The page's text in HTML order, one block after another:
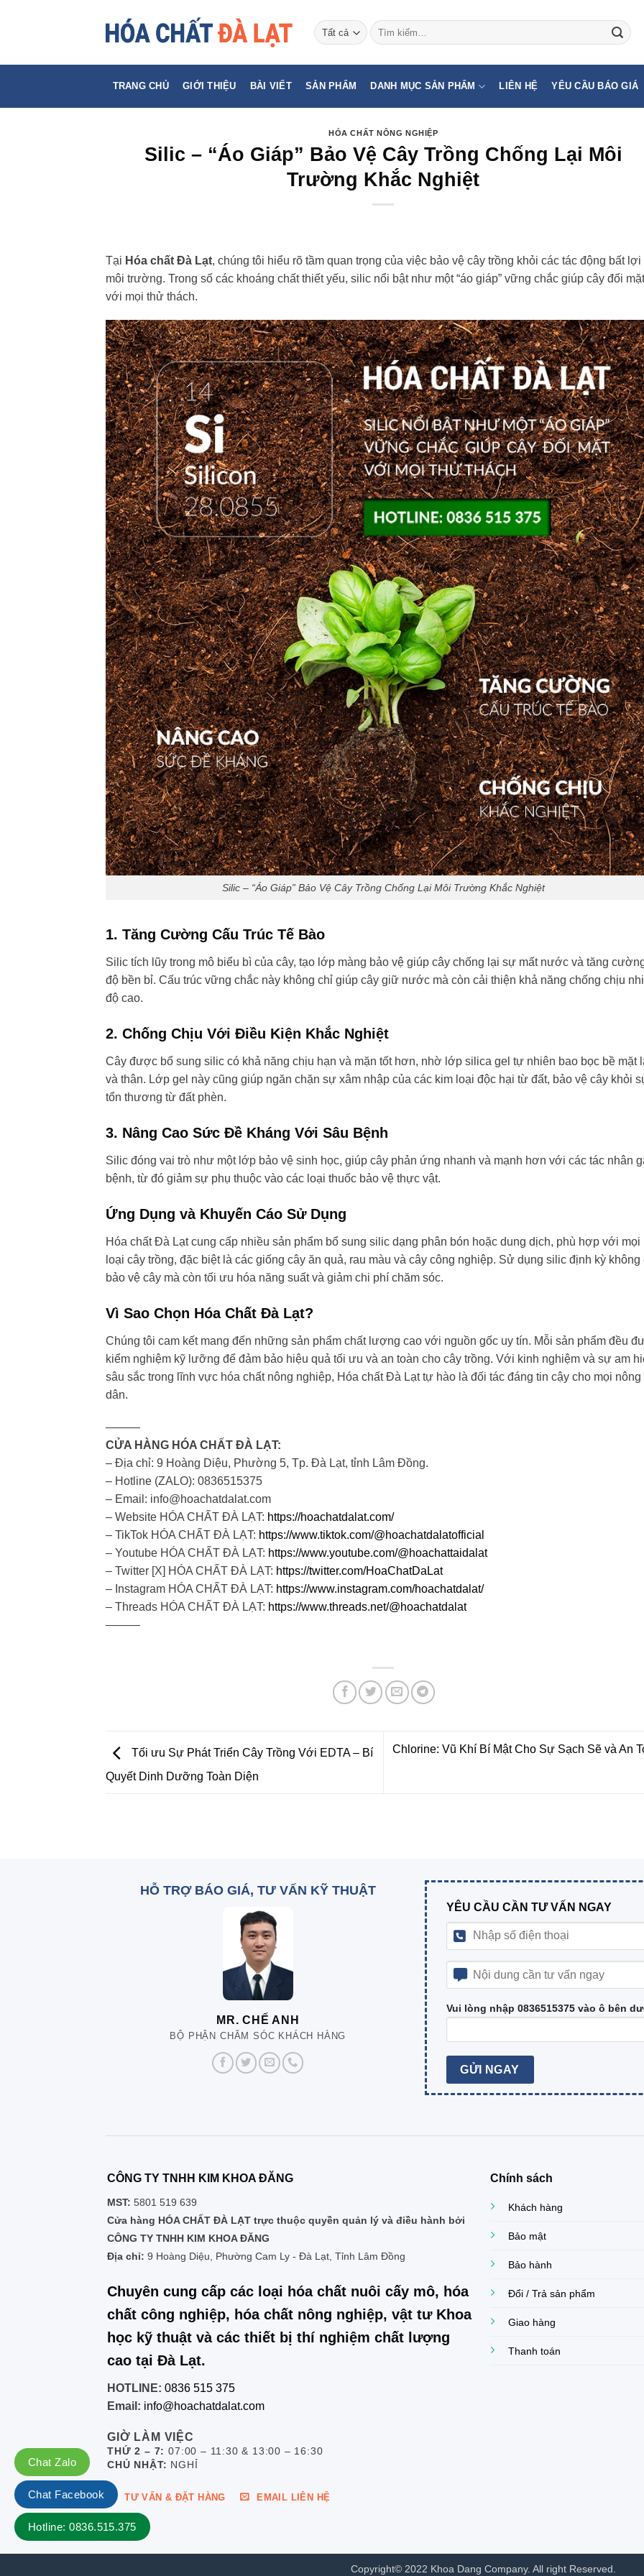
Chat Zalo
Chat Facebook
Hotline: 0836.515.375
Tìm
kiếm:
TRANG CHỦ GIỚI THIỆU BÀI VIẾT SẢN PHẨM DANH MỤC SẢN PHẨM LIÊN HỆ YÊU CẦU BÁO GIÁ
HÓA CHẤT NÔNG NGHIỆP
Silic – “Áo Giáp” Bảo Vệ Cây Trồng Chống Lại Môi
Trường Khắc Nghiệt
Tại Hóa chất Đà Lạt, chúng tôi hiểu rõ tầm quan trọng của việc bảo vệ cây trồng khỏi các tác động bất
môi trường. Trong số các khoáng chất thiết yếu, silic nổi bật như một “áo giáp” vững chắc giúp cây đối mặt
với mọi thử thách.
Silic – “Áo Giáp” Bảo Vệ Cây Trồng Chống Lại Môi Trường Khắc Nghiệt
1. Tăng Cường Cấu Trúc Tế Bào
Silic tích lũy trong mô biểu bì của cây, tạo lớp màng bảo vệ giúp cây chống lại sự mất nước và tăng
độ bền bỉ. Cấu trúc vững chắc này không chỉ giúp cây giữ nước mà còn cải thiện khả năng chống chịu
độ cao.
2. Chống Chịu Với Điều Kiện Khắc Nghiệt
Cây được bổ sung silic có khả năng chịu hạn và mặn tốt hơn, nhờ lớp silica gel tự nhiên bao bọc bề mặt
và thân. Lớp gel này cũng giúp ngăn chặn sự xâm nhập của các kim loại độc hại từ đất, bảo vệ cây khỏi
tổn thương từ đất phèn.
3. Nâng Cao Sức Đề Kháng Với Sâu Bệnh
Silic đóng vai trò như một lớp bảo vệ sinh học, giúp cây phản ứng nhanh và mạnh hơn với các tác nhân
bệnh, từ đó giảm sự phụ thuộc vào các loại thuốc bảo vệ thực vật.
Ứng Dụng và Khuyến Cáo Sử Dụng
Hóa chất Đà Lạt cung cấp nhiều sản phẩm bổ sung silic dạng phân bón hoặc dung dịch, phù hợp với mọi
loại cây trồng, đặc biệt là các giống cây ăn quả, rau màu và cây công nghiệp. Sử dụng silic định kỳ không
bảo vệ cây mà còn tối ưu hóa năng suất và giảm chi phí chăm sóc.
Vì Sao Chọn Hóa Chất Đà Lạt?
Chúng tôi cam kết mang đến những sản phẩm chất lượng cao với nguồn gốc uy tín. Mỗi sản phẩm đều
kiểm nghiệm kỹ lưỡng để đảm bảo hiệu quả tối ưu và an toàn cho cây trồng. Với kinh nghiệm và sự am
sâu sắc trong lĩnh vực hóa chất nông nghiệp, Hóa chất Đà Lạt tự hào là đối tác đáng tin cậy cho mọi nông
dân.
———
CỬA HÀNG HÓA CHẤT ĐÀ LẠT:
– Địa chỉ: 9 Hoàng Diệu, Phường 5, Tp. Đà Lạt, tỉnh Lâm Đồng.
– Hotline (ZALO): 0836515375
– Email: info@hoachatdalat.com
– Website HÓA CHẤT ĐÀ LẠT: https://hoachatdalat.com/
– TikTok HÓA CHẤT ĐÀ LẠT: https://www.tiktok.com/@hoachatdalatofficial
– Youtube HÓA CHẤT ĐÀ LẠT: https://www.youtube.com/@hoachattaidalat
– Twitter [X] HÓA CHẤT ĐÀ LẠT: https://twitter.com/HoaChatDaLat
– Instagram HÓA CHẤT ĐÀ LẠT: https://www.instagram.com/hoachatdalat/
– Threads HÓA CHẤT ĐÀ LẠT: https://www.threads.net/@hoachatdalat
———
Tối ưu Sự Phát Triển Cây Trồng Với EDTA – Bí
Quyết Dinh Dưỡng Toàn Diện
Chlorine: Vũ Khí Bí Mật Cho Sự Sạch Sẽ và An
HỖ TRỢ BÁO GIÁ, TƯ VẤN KỸ THUẬT
MR. CHẾ ANH
BỘ PHẬN CHĂM SÓC KHÁCH HÀNG
YÊU CẦU CẦN TƯ VẤN NGAY
Vui lòng nhập 0836515375 vào ô bên
CÔNG TY TNHH KIM KHOA ĐĂNG
MST: 5801 519 639
Cửa hàng HÓA CHẤT ĐÀ LẠT trực thuộc quyền quản lý và điều hành bởi
CÔNG TY TNHH KIM KHOA ĐĂNG
Địa chỉ: 9 Hoàng Diệu, Phường Cam Ly - Đà Lạt, Tỉnh Lâm Đồng
Chuyên cung cấp các loại hóa chất nuôi cấy mô, hóa
chất công nghiệp, hóa chất nông nghiệp, vật tư Khoa
học kỹ thuật và các thiết bị thí nghiệm chất lượng
cao tại Đà Lạt.
HOTLINE: 0836 515 375
Email: info@hoachatdalat.com
GIỜ LÀM VIỆC
THỨ 2 – 7:07:00 – 11:30 & 13:00 – 16:30
CHỦ NHẬT: NGHỈ
TƯ VẤN & ĐẶT HÀNG EMAIL LIÊN HỆ
Chính sách
Khách hàng
Bảo mật
Bảo hành
Đổi / Trả sản phẩm
Giao hàng
Thanh toán
Copyright© 2022 Khoa Dang Company. All right Reserved.